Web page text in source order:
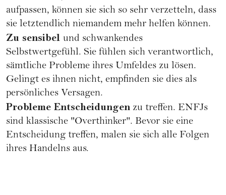
aufpassen, können sie sich so sehr verzetteln, dass
sie letztendlich niemandem mehr helfen können.
Zu sensibel und schwankendes
Selbstwertgefühl. Sie fühlen sich verantwortlich,
sämtliche Probleme ihres Umfeldes zu lösen.
Gelingt es ihnen nicht, empfinden sie dies als
persönliches Versagen.
Probleme Entscheidungen zu treffen. ENFJs
sind klassische "Overthinker". Bevor sie eine
Entscheidung treffen, malen sie sich alle Folgen
ihres Handelns aus.